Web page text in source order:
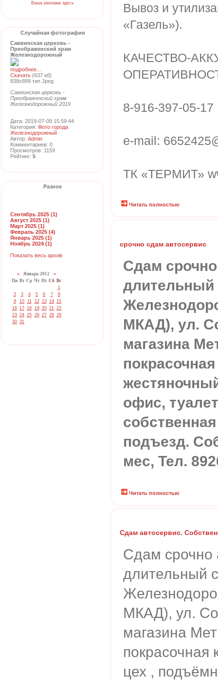
Ваша реклама здесь
Случайная фотография
Саввинская церковь -
Преображенский храм
Железнодорожный
подробнее...
Скачать (637 кб)
938x899 тип Jpeg
Саввинская церковь -
Преображенский храм
Железнодорожный 2019
Дата: 2019-07-09 15:59:44
Категория: Фото города
Железнодорожный
Автор: Admin
Комментариев: 0
Просмотров: 1159
Рейтинг: 5
Разное
Сентябрь 2025 (1)
Август 2025 (1)
Март 2025 (1)
Февраль 2025 (4)
Январь 2025 (1)
Ноябрь 2024 (1)
Показать весь архив
« Январь 2012 »
Пн Вт Ср Чт Пт Сб Вс
1
2
3 4 5 6 7
8
9
10 11 12 13 14 15
16 17 18 19 20 21 22
23 24 25 26 27 28 29
30 31
Вывоз и
«Газель»).
КАЧЕСТВО-
8-916-397-05-17
e-mail:
ТК «ТЕРМИТ»
Читать полностью
срочно сдам автосервис
Сдам
длительный
МКАД), ул.
магазина
офис,
подъезд.
мес, Тел.
Читать полностью
Сдам автосервис.
Сдам срочно
длительный
МКАД), ул.
магазина
покрасочная
цех ,